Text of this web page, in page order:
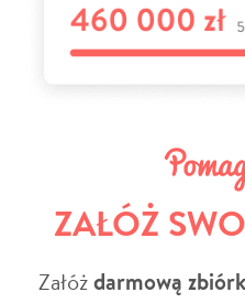
ZAŁÓŻ
Załóżdarmową